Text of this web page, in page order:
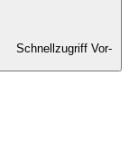
Schnellzugriff Vor-